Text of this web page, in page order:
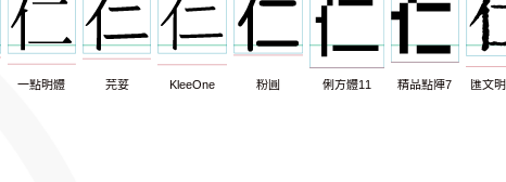
一點明體 芫荽 KleeOne 粉圓 俐方體11 精品點陣7 匯文